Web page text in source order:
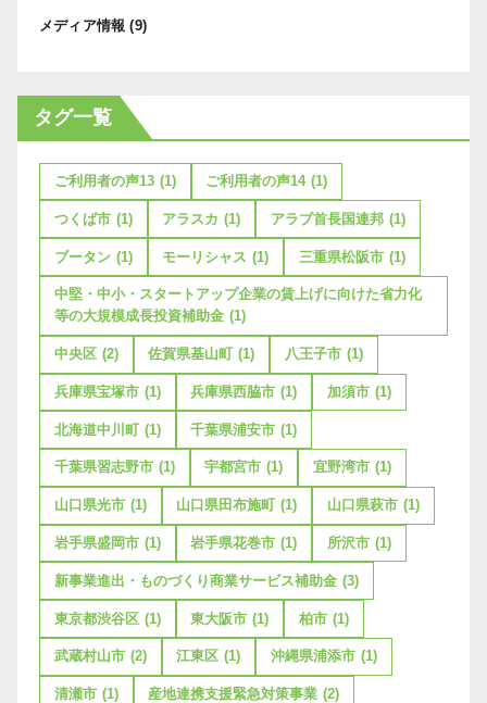
メディア情報 (9)
タグ一覧
ご利用者の声13 (1) ご利用者の声14 (1)
つくば市 (1) アラスカ (1) アラブ首長国連邦 (1)
ブータン (1) モーリシャス (1) 三重県松阪市 (1)
中堅・中小・スタートアップ企業の賃上げに向けた省力化
等の大規模成長投資補助金 (1)
中央区 (2) 佐賀県基山町 (1) 八王子市 (1)
兵庫県宝塚市 (1) 兵庫県西脇市 (1) 加須市 (1)
北海道中川町 (1) 千葉県浦安市 (1)
千葉県習志野市 (1) 宇都宮市 (1) 宜野湾市 (1)
山口県光市 (1) 山口県田布施町 (1) 山口県萩市 (1)
岩手県盛岡市 (1) 岩手県花巻市 (1) 所沢市 (1)
新事業進出・ものづくり商業サービス補助金 (3)
東京都渋谷区 (1) 東大阪市 (1) 柏市 (1)
武蔵村山市 (2) 江東区 (1) 沖縄県浦添市 (1)
清瀬市 (1) 産地連携支援緊急対策事業 (2)